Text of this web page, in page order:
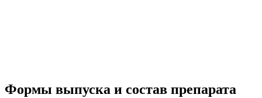
Формы выпуска и состав препарата